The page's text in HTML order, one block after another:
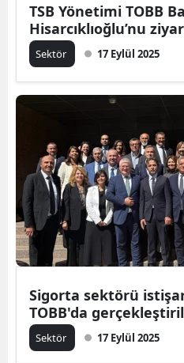
TSB Yönetimi TOBB
Hisarcıklıoğlu’nu
Sektör 17 Eylül 2025
Sigorta sektörü
TOBB'da
Sektör 17 Eylül 2025